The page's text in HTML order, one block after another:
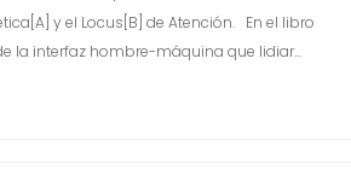
y el Locus[B] de Atención. En el libro
la interfaz hombre-máquina que lidiar…